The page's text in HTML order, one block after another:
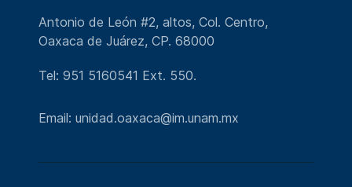
Antonio de León #2, altos, Col. Centro,
Oaxaca de Juárez, CP. 68000
Tel: 951 5160541 Ext. 550.
Email: unidad.oaxaca@im.unam.mx